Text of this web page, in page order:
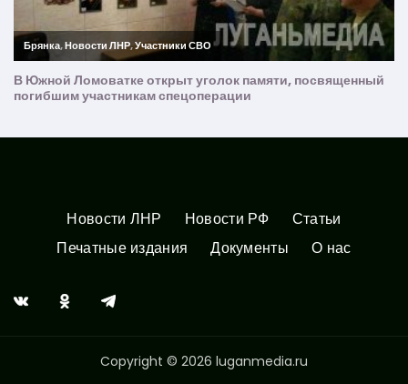
Новости ЛНР Новости РФ
Статьи
Печатные издания
Документы О нас
Copyright © 2026 luganmedia.ru